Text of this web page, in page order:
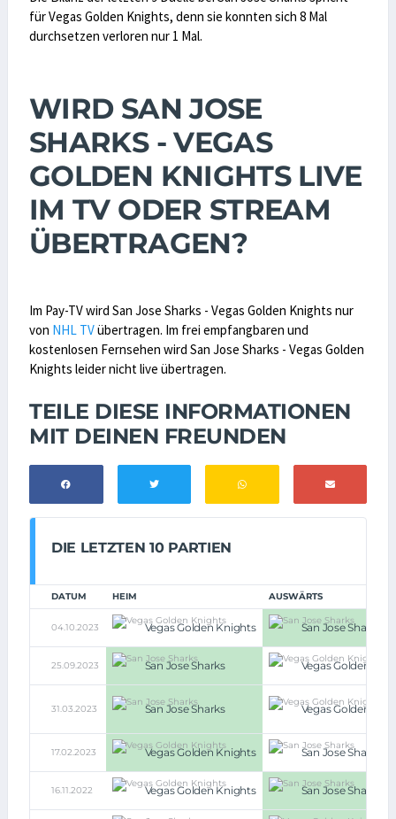
für Vegas Golden Knights, denn sie konnten sich 8 Mal
durchsetzen verloren nur 1 Mal.
WIRD SAN JOSE
SHARKS - VEGAS
GOLDEN KNIGHTS LIVE
IM TV ODER STREAM
ÜBERTRAGEN?
Im Pay-TV wird San Jose Sharks - Vegas Golden Knights nur
von NHL TVübertragen. Im frei empfangbaren und
kostenlosen Fernsehen wird San Jose Sharks - Vegas Golden
Knights leider nicht live übertragen.
TEILE DIESE INFORMATIONEN
MIT DEINEN FREUNDEN
DIE LETZTEN 10 PARTIEN
DATUM HEIM AUSWÄRTS
04.10.2023 Vegas Golden Knights San Jose Sharks
25.09.2023 San Jose Sharks Vegas Golden
31.03.2023 San Jose Sharks Vegas Golden
17.02.2023 Vegas Golden Knights San Jose Sharks
16.11.2022 Vegas Golden Knights San Jose Sharks